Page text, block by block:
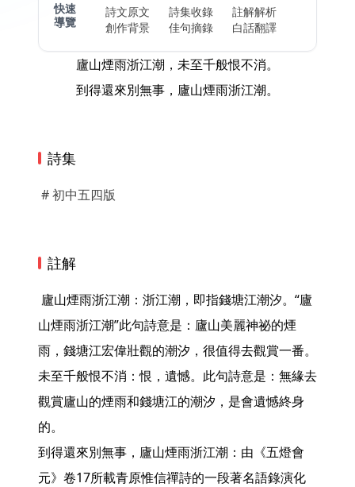
快速
導覽
詩文原文 詩集收錄
註解解析
創作背景
佳句摘錄 白話翻譯
廬山煙雨浙江潮，未至千般恨不消。
到得還來別無事，廬山煙雨浙江潮。
詩集
# 初中五四版
註解
山煙雨浙江潮”此句詩意是：廬山美麗神祕的煙
雨，錢塘江宏偉壯觀的潮汐，很值得去觀賞一番。
未至千般恨不消：恨，遺憾。此句詩意是：無緣去
觀賞廬山的煙雨和錢塘江的潮汐，是會遺憾終身
的。
到得還來別無事，廬山煙雨浙江潮：由《五燈會
元》卷17所載青原惟信禪詩的一段著名語錄演化